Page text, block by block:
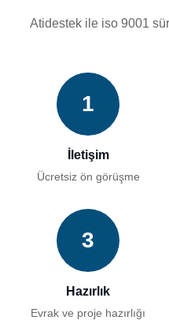
Atidestek ile iso 9001
1
İletişim
Ücretsiz ön görüşme
3
Hazırlık
Evrak ve proje hazırlığı